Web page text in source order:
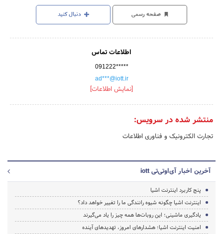
صفحه رسمی دنبال کنید
اطلاعات تماس
091222*****
ad***@iott.ir
[نمایش اطلاعات]
منتشر شده در سرویس:
تجارت الکترونیک و فناوری اطلاعات
آخرین اخبار آی‌اوتی‌تی iott
پنج کاربرد اینترنت اشیا
اینترنت اشیا چگونه شیوه رانندگی ما را تغییر خواهد داد؟
یادگیری ماشینی؛ این روبات‌ها همه چیز را یاد می‌گیرند
امنیت اینترنت اشیا؛ هشدارهای امروز، تهدیدهای آینده